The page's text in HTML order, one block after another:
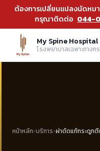
ต้องการเปลี่ยนแปลงนัดหม
กรุณาติดต่อ 044-
My Spine Hospital
โรงพยาบาลเฉพาะทางก
หน้าหลัก›บริการ›ผ่าตัดแก้กระดูก